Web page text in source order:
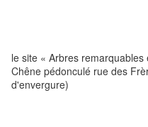
le site « Arbres
Chêne pédonculé rue des
d'envergure)